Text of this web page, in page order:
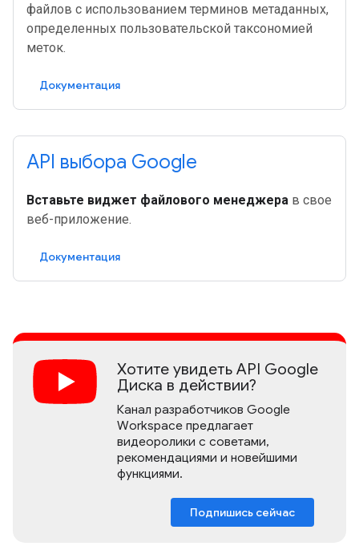
файлов с использованием терминов метаданных,
определенных пользовательской таксономией
меток.
Документация
API выбора Google
Вставьте виджет файлового менеджера в свое
веб-приложение.
Документация
Хотите увидеть API Google
Диска в действии?
Канал разработчиков Google
Workspace предлагает
видеоролики с советами,
рекомендациями и новейшими
функциями.
Подпишись сейчас